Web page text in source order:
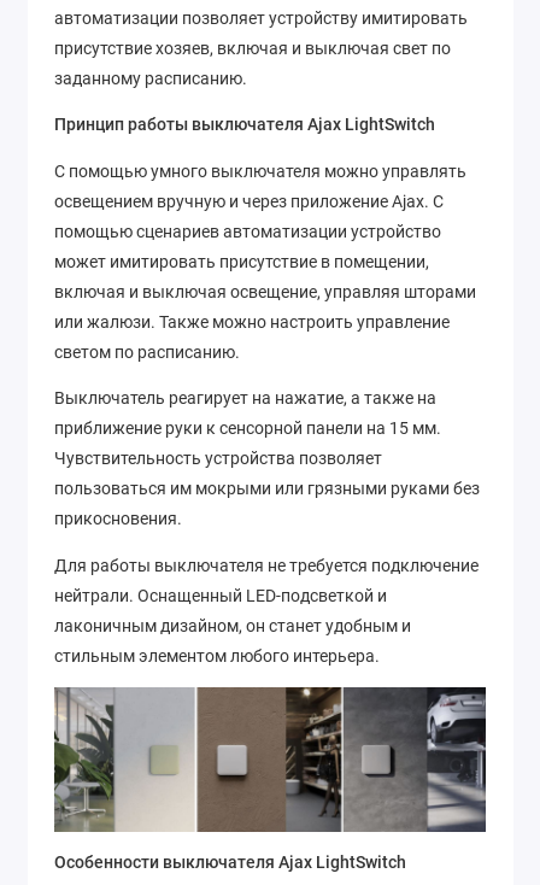
автоматизации позволяет устройству имитировать
присутствие хозяев, включая и выключая свет по
заданному расписанию.
Принцип работы выключателя Ajax LightSwitch
С помощью умного выключателя можно управлять
освещением вручную и через приложение Ajax. С
помощью сценариев автоматизации устройство
может имитировать присутствие в помещении,
включая и выключая освещение, управляя шторами
или жалюзи. Также можно настроить управление
светом по расписанию.
Выключатель реагирует на нажатие, а также на
приближение руки к сенсорной панели на 15 мм.
Чувствительность устройства позволяет
пользоваться им мокрыми или грязными руками без
прикосновения.
Для работы выключателя не требуется подключение
нейтрали. Оснащенный LED-подсветкой и
лаконичным дизайном, он станет удобным и
стильным элементом любого интерьера.
Особенности выключателя Ajax LightSwitch